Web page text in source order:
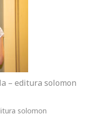
– editura solomon
solomon